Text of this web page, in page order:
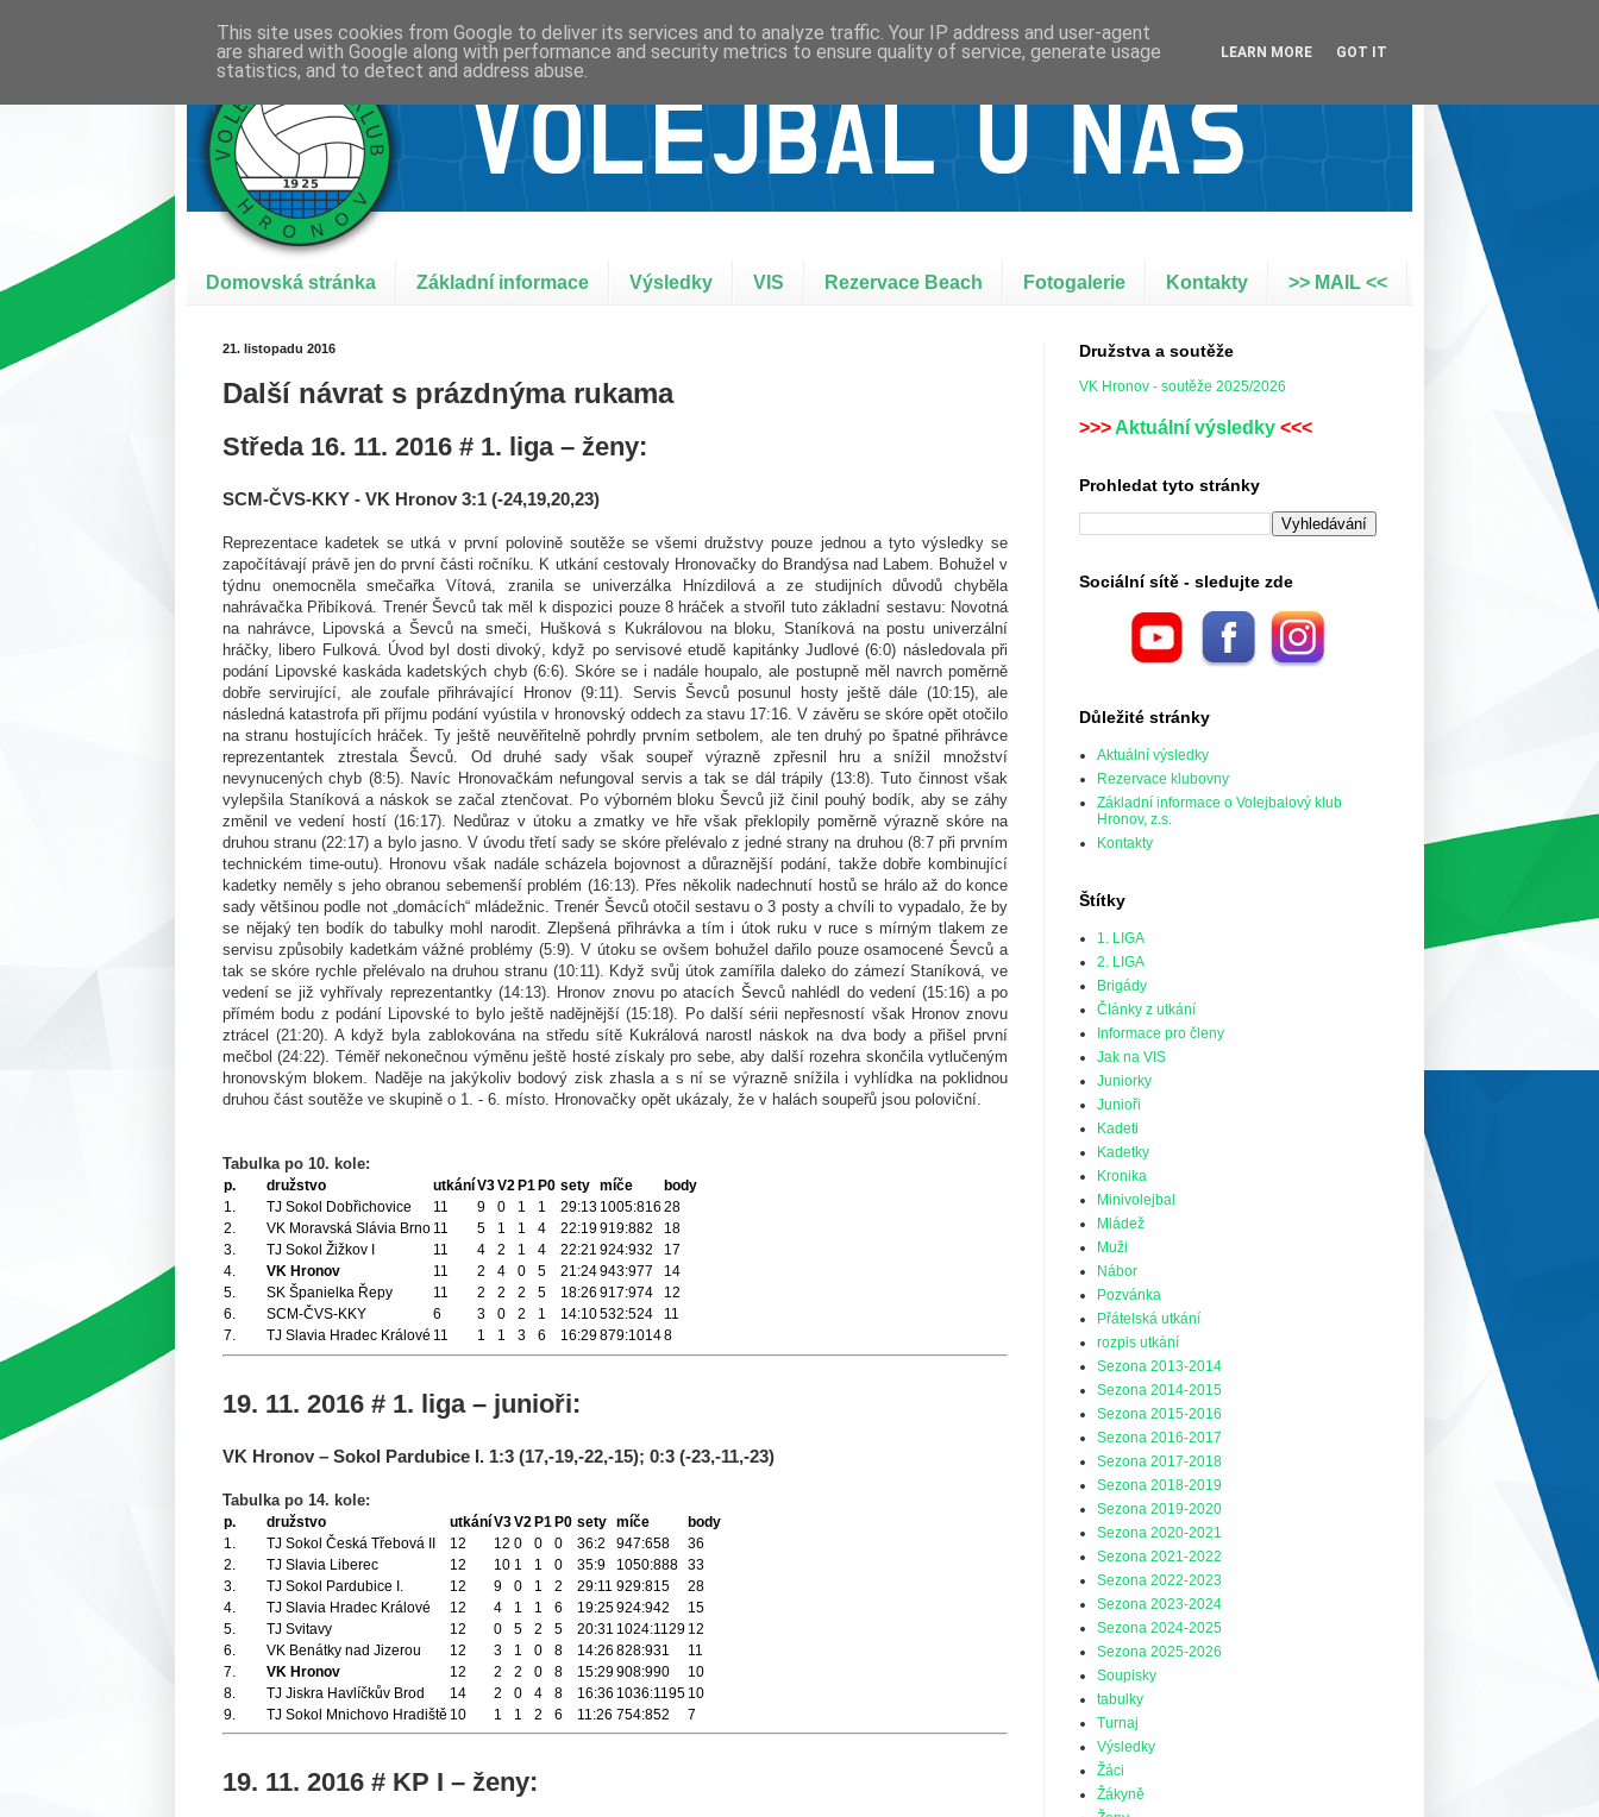
Domovská stránka Základní informace Výsledky VIS Rezervace Beach Fotogalerie Kontakty >> MAIL <<
21. listopadu 2016
Další návrat s prázdnýma rukama
Středa 16. 11. 2016 # 1. liga – ženy:
SCM-ČVS-KKY - VK Hronov 3:1 (-24,19,20,23)
Reprezentace kadetek se utká v první polovině soutěže se všemi družstvy pouze jednou a tyto výsledky se
započítávají právě jen do první části ročníku. K utkání cestovaly Hronovačky do Brandýsa nad Labem. Bohužel v
týdnu onemocněla smečařka Vítová, zranila se univerzálka Hnízdilová a ze studijních důvodů chyběla
nahrávačka Přibíková. Trenér Ševců tak měl k dispozici pouze 8 hráček a stvořil tuto základní sestavu: Novotná
na nahrávce, Lipovská a Ševců na smeči, Hušková s Kukrálovou na bloku, Staníková na postu univerzální
hráčky, libero Fulková. Úvod byl dosti divoký, když po servisové etudě kapitánky Judlové (6:0) následovala při
podání Lipovské kaskáda kadetských chyb (6:6). Skóre se i nadále houpalo, ale postupně měl navrch poměrně
dobře servirující, ale zoufale přihrávající Hronov (9:11). Servis Ševců posunul hosty ještě dále (10:15), ale
následná katastrofa při příjmu podání vyústila v hronovský oddech za stavu 17:16. V závěru se skóre opět otočilo
na stranu hostujících hráček. Ty ještě neuvěřitelně pohrdly prvním setbolem, ale ten druhý po špatné přihrávce
reprezentantek ztrestala Ševců. Od druhé sady však soupeř výrazně zpřesnil hru a snížil množství
nevynucených chyb (8:5). Navíc Hronovačkám nefungoval servis a tak se dál trápily (13:8). Tuto činnost však
vylepšila Staníková a náskok se začal ztenčovat. Po výborném bloku Ševců již činil pouhý bodík, aby se záhy
změnil ve vedení hostí (16:17). Nedůraz v útoku a zmatky ve hře však překlopily poměrně výrazně skóre na
druhou stranu (22:17) a bylo jasno. V úvodu třetí sady se skóre přelévalo z jedné strany na druhou (8:7 při prvním
technickém time-outu). Hronovu však nadále scházela bojovnost a důraznější podání, takže dobře kombinující
kadetky neměly s jeho obranou sebemenší problém (16:13). Přes několik nadechnutí hostů se hrálo až do konce
sady většinou podle not „domácích“ mládežnic. Trenér Ševců otočil sestavu o 3 posty a chvíli to vypadalo, že by
se nějaký ten bodík do tabulky mohl narodit. Zlepšená přihrávka a tím i útok ruku v ruce s mírným tlakem ze
servisu způsobily kadetkám vážné problémy (5:9). V útoku se ovšem bohužel dařilo pouze osamocené Ševců a
tak se skóre rychle přelévalo na druhou stranu (10:11). Když svůj útok zamířila daleko do zámezí Staníková, ve
vedení se již vyhřívaly reprezentantky (14:13). Hronov znovu po atacích Ševců nahlédl do vedení (15:16) a po
přímém bodu z podání Lipovské to bylo ještě nadějnější (15:18). Po další sérii nepřesností však Hronov znovu
ztrácel (21:20). A když byla zablokována na středu sítě Kukrálová narostl náskok na dva body a přišel první
mečbol (24:22). Téměř nekonečnou výměnu ještě hosté získaly pro sebe, aby další rozehra skončila vytlučeným
hronovským blokem. Naděje na jakýkoliv bodový zisk zhasla a s ní se výrazně snížila i vyhlídka na poklidnou
druhou část soutěže ve skupině o 1. - 6. místo. Hronovačky opět ukázaly, že v halách soupeřů jsou poloviční.
Tabulka po 10. kole:
p. družstvo utkáníV3V2 P1 P0 sety míče
body
1.
TJ Sokol Dobřichovice 11 9 0 1 1 29:13 1005:816 28
2.
VK Moravská Slávia Brno 11 5 1 1 4 22:19919:882
18
3.
TJ Sokol Žižkov I 11 4 2 1 4 22:21 924:932
17
4.
VK Hronov 11 2 4 0 5 21:24943:977
14
5.
SK Španielka Řepy 11 2 2 2 5 18:26 917:974
12
6.
SCM-ČVS-KKY 6 3 0 2 1 14:10532:524
11
7.
TJ Slavia Hradec Králové 11 1 1 3 6 16:29879:10148
19. 11. 2016 # 1. liga – junioři:
VK Hronov – Sokol Pardubice I. 1:3 (17,-19,-22,-15); 0:3 (-23,-11,-23)
Tabulka po 14. kole:
p. družstvo utkáníV3V2 P1 P0 sety míče
body
1.
TJ Sokol Česká Třebová II 12 12 0 0 0 36:2 947:658
36
2.
TJ Slavia Liberec 12 10 1 1 0 35:9 1050:888 33
3.
TJ Sokol Pardubice I. 12 9 0 1 2 29:11 929:815
28
4.
TJ Slavia Hradec Králové 12 4 1 1 6 19:25924:942
15
5.
TJ Svitavy 12 0 5 2 5 20:31 1024:1129 12
6.
VK Benátky nad Jizerou 12 3 1 0 8 14:26 828:931
11
7.
VK Hronov 12 2 2 0 8 15:29908:990
10
8.
TJ Jiskra Havlíčkův Brod 14 2 0 4 8 16:36 1036:1195 10
9.
TJ Sokol Mnichovo Hradiště 10 1 1 2 6 11:26 754:852 7
19. 11. 2016 # KP I – ženy:
Družstva a soutěže
VK Hronov - soutěže 2025/2026
>>>Aktuální výsledky <<<
Prohledat tyto stránky
Sociální sítě - sledujte zde
Důležité stránky
Aktuální výsledky
Rezervace klubovny
Základní informace o Volejbalový klub
Hronov, z.s.
Kontakty
Štítky
1. LIGA
2. LIGA
Brigády
Články z utkání
Informace pro členy
Jak na VIS
Juniorky
Junioři
Kadeti
Kadetky
Kronika
Minivolejbal
Mládež
Muži
Nábor
Pozvánka
Přátelská utkání
rozpis utkání
Sezona 2013-2014
Sezona 2014-2015
Sezona 2015-2016
Sezona 2016-2017
Sezona 2017-2018
Sezona 2018-2019
Sezona 2019-2020
Sezona 2020-2021
Sezona 2021-2022
Sezona 2022-2023
Sezona 2023-2024
Sezona 2024-2025
Sezona 2025-2026
Soupisky
tabulky
Turnaj
Výsledky
Žáci
Žákyně
This site uses cookies from Google to deliver its services and to analyze traffic. Your IP address and user-agent
are shared with Google along with performance and security metrics to ensure quality of service, generate usage
statistics, and to detect and address abuse.
LEARN MORE GOT IT